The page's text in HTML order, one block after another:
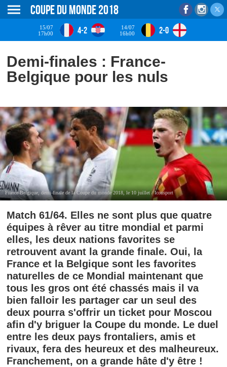
Coupe du monde 2018
15/07
17h00
4-2
14/07
16h00
2-0
Demi-finales : France-
Belgique pour les nuls
France-Belgique, demi-finale de la Coupe du monde 2018, le 10 juillet / Iconsport
Match 61/64. Elles ne sont plus que quatre
équipes à rêver au titre mondial et parmi
elles, les deux nations favorites se
retrouvent avant la grande finale. Oui, la
France et la Belgique sont les favorites
naturelles de ce Mondial maintenant que
tous les gros ont été chassés mais il va
bien falloir les partager car un seul des
deux pourra s'offrir un ticket pour Moscou
afin d'y briguer la Coupe du monde. Le duel
entre les deux pays frontaliers, amis et
rivaux, fera des heureux et des malheureux.
Franchement, on a grande hâte d'y être !